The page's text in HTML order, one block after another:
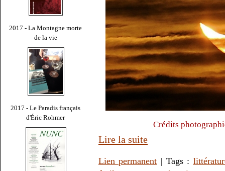
2017 - La Montagne morte
de la vie
2017 - Le Paradis français
d'Éric Rohmer
Crédits
Lire la suite
Lien permanent | Tags :